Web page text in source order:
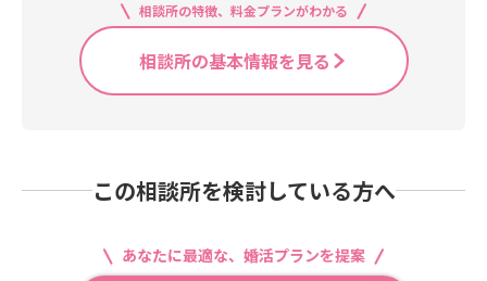
相談所の特徴、料金プランがわかる
相談所の基本情報を見る
この相談所を検討している方へ
あなたに最適な、婚活プランを提案